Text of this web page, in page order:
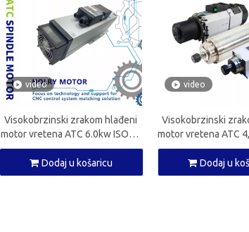
video
Visokobrzinski zrakom hlađeni
motor vretena ATC 6.0kw ISO30
CNC vreteno za CNC glodalicu
Dodaj u košaricu
video
Visokobrzinski
motor vretena ATC
CNC vreteno za
Dodaj u